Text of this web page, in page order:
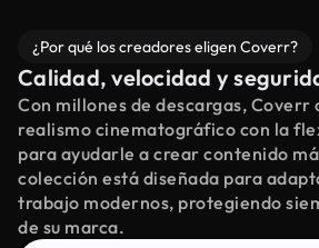
¿Por qué los creadores eligen Coverr?
Calidad, velocidad y
Con millones de descargas, Coverr
realismo cinematográfico con la
para ayudarle a crear contenido
colección está diseñada para
trabajo modernos, protegiendo
de su marca.